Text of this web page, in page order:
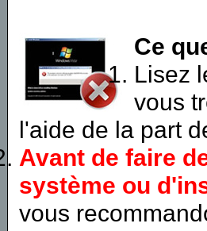
Ce
Lisez
vous
l'aide de la part
Avant de faire
système ou
vous